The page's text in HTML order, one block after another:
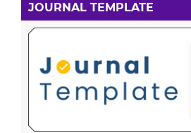
JOURNAL TEMPLATE